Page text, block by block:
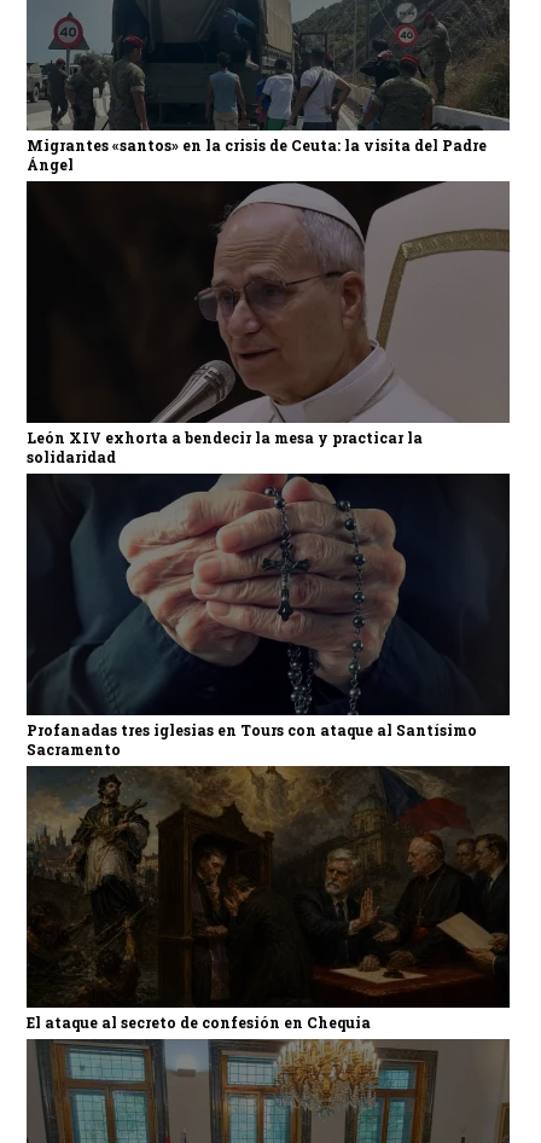
Migrantes «santos» en la crisis de Ceuta: la visita del Padre
Ángel
León XIV exhorta a bendecir la mesa y practicar la
solidaridad
Profanadas tres iglesias en Tours con ataque al Santísimo
Sacramento
El ataque al secreto de confesión en Chequia